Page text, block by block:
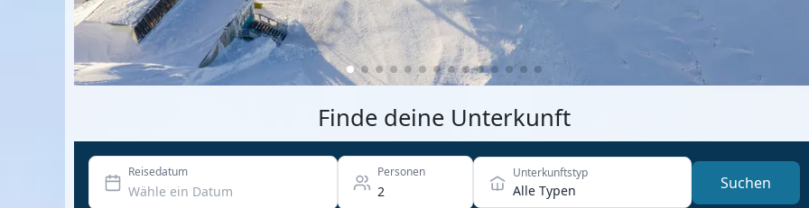
Finde deine Unterkunft
Reisedatum Personen Unterkunftstyp
Alle Typen Suchen